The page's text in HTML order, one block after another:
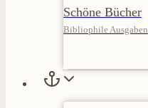
Schöne Bücher
Bibliophile Ausgaben